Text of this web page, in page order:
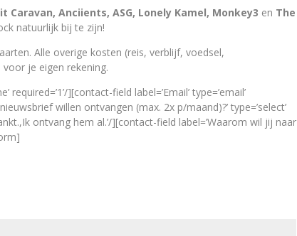
Caravan, Anciients, ASG, Lonely Kamel, Monkey3 en The
natuurlijk bij te zijn!
Alle overige kosten (reis, verblijf, voedsel,
voor je eigen rekening.
][contact-field label=’Email’ type=’email’
willen ontvangen (max. 2x p/maand)?’ type=’select’
ontvang hem al.’/][contact-field label=’Waarom wil jij naar